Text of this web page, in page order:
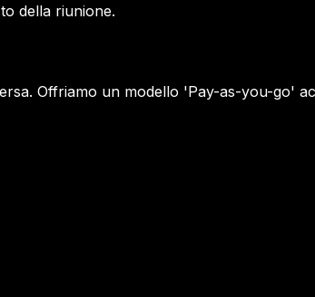
della riunione.
Offriamo un modello 'Pay-as-you-go'